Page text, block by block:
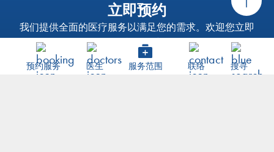
预约服务 医生 服务范围 联络 搜寻
立即预约
我们提供全面的医疗服务以满足您的需求。欢迎您立即
WhatsApp我们在线预约！
WHATSAPP
预约服务